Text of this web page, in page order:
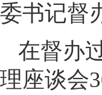
委书记督
在督办
理座谈会